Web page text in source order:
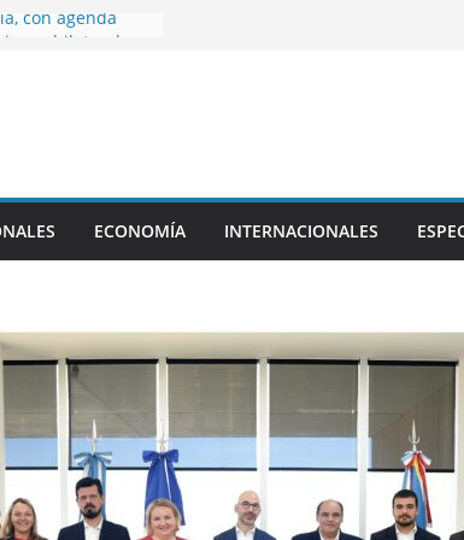
con agenda
vivió Franco
pero tuvo
ECONOMÍA INTERNACIONALES